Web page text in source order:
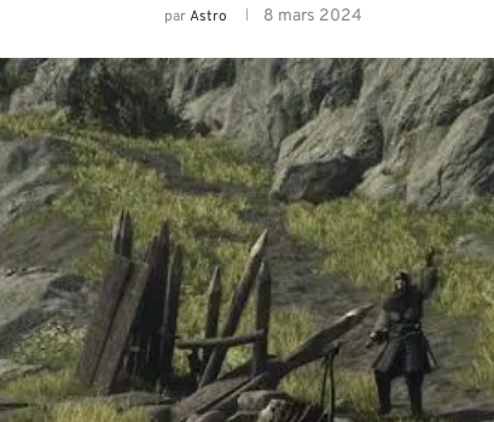
parAstro 8 mars 2024